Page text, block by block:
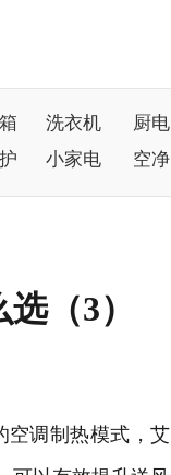
洗衣机 厨电
小家电 空净
（3）
空调 制热模式，艾